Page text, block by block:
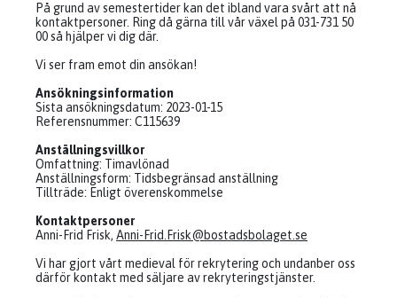
På grund av semestertider kan det ibland vara svårt att nå
kontaktpersoner. Ring då gärna till vår växel på 031-731 50
00 så hjälper vi dig där.
Vi ser fram emot din ansökan!
Ansökningsinformation
Sista ansökningsdatum: 2023-01-15
Referensnummer: C115639
Anställningsvillkor
Omfattning: Timavlönad
Anställningsform: Tidsbegränsad anställning
Tillträde: Enligt överenskommelse
Kontaktpersoner
Anni-Frid Frisk, Anni-Frid.Frisk@bostadsbolaget.se
Vi har gjort vårt medieval för rekrytering och undanber oss
därför kontakt med säljare av rekryteringstjänster.